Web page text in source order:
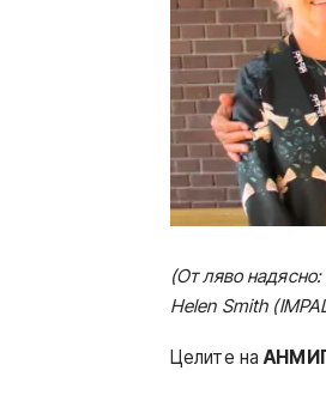
(От ляво надясно:
Helen Smith
Целите на